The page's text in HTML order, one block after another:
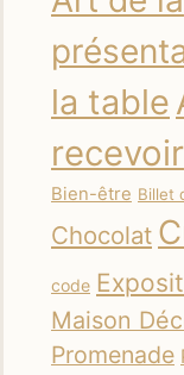
la table
recevoir
Bien-être Billet
Chocolat
code
Maison
Promenade